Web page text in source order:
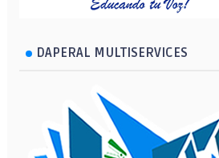
DAPERAL MULTISERVICES